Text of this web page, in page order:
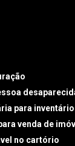
para inventário
venda de
no cartório